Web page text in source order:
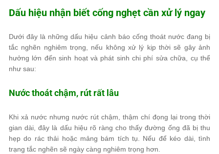
Dấu hiệu nhận biết cống nghẹt cần xử lý ngay
Dưới đây là những dấu hiệu cảnh báo cống thoát nước đang bị
tắc nghẽn nghiêm trọng, nếu không xử lý kịp thời sẽ gây ảnh
hưởng lớn đến sinh hoạt và phát sinh chi phí sửa chữa, cụ thể
như sau:
Nước thoát chậm, rút rất lâu
Khi xả nước nhưng nước rút chậm, thậm chí đọng lại trong thời
gian dài, đây là dấu hiệu rõ ràng cho thấy đường ống đã bị thu
hẹp do rác thải hoặc mảng bám tích tụ. Nếu để kéo dài, tình
trạng tắc nghẽn sẽ ngày càng nghiêm trọng hơn.